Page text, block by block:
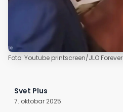
Foto: Youtube printscreen/JLO Forever
Svet Plus
7. oktobar 2025.